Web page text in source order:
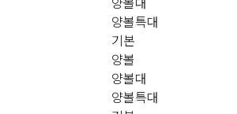
양볼특대
기본
양볼
양볼대
양볼특대